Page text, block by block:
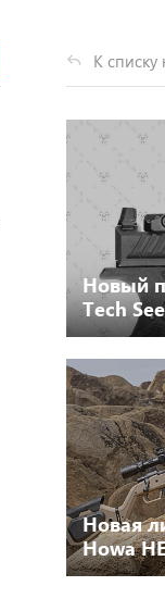
К списку
Новый
Tech
Новая
Howa